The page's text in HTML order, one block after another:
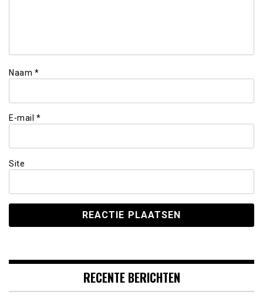
Naam *
E-mail *
Site
RECENTE BERICHTEN